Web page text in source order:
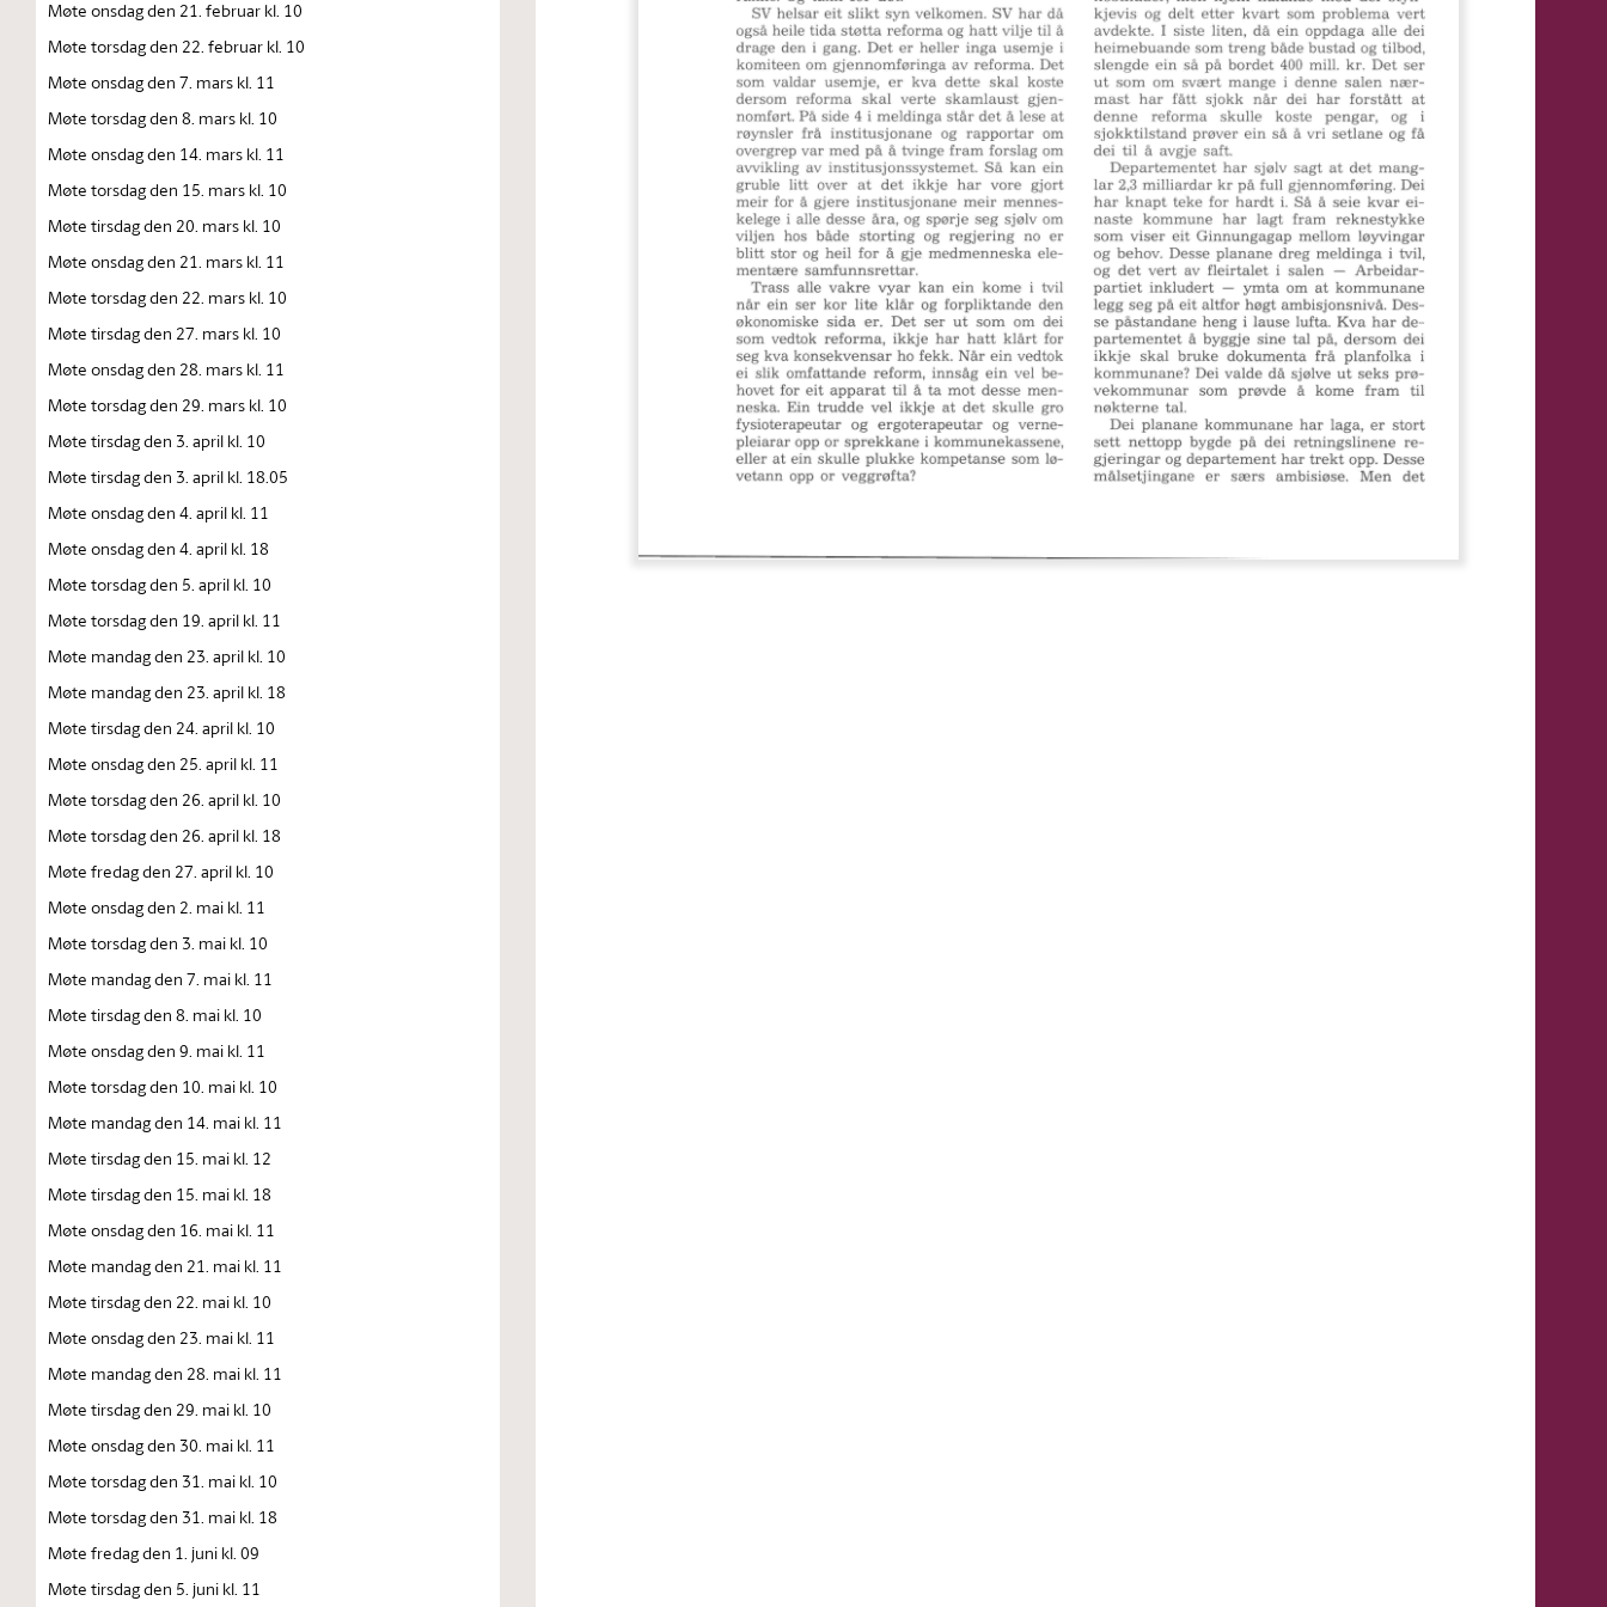
Møte onsdag den 21. februar kl. 10
Møte torsdag den 22. februar kl. 10
Møte onsdag den 7. mars kl. 11
Møte torsdag den 8. mars kl. 10
Møte onsdag den 14. mars kl. 11
Møte torsdag den 15. mars kl. 10
Møte tirsdag den 20. mars kl. 10
Møte onsdag den 21. mars kl. 11
Møte torsdag den 22. mars kl. 10
Møte tirsdag den 27. mars kl. 10
Møte onsdag den 28. mars kl. 11
Møte torsdag den 29. mars kl. 10
Møte tirsdag den 3. april kl. 10
Møte tirsdag den 3. april kl. 18.05
Møte onsdag den 4. april kl. 11
Møte onsdag den 4. april kl. 18
Møte torsdag den 5. april kl. 10
Møte torsdag den 19. april kl. 11
Møte mandag den 23. april kl. 10
Møte mandag den 23. april kl. 18
Møte tirsdag den 24. april kl. 10
Møte onsdag den 25. april kl. 11
Møte torsdag den 26. april kl. 10
Møte torsdag den 26. april kl. 18
Møte fredag den 27. april kl. 10
Møte onsdag den 2. mai kl. 11
Møte torsdag den 3. mai kl. 10
Møte mandag den 7. mai kl. 11
Møte tirsdag den 8. mai kl. 10
Møte onsdag den 9. mai kl. 11
Møte torsdag den 10. mai kl. 10
Møte mandag den 14. mai kl. 11
Møte tirsdag den 15. mai kl. 12
Møte tirsdag den 15. mai kl. 18
Møte onsdag den 16. mai kl. 11
Møte mandag den 21. mai kl. 11
Møte tirsdag den 22. mai kl. 10
Møte onsdag den 23. mai kl. 11
Møte mandag den 28. mai kl. 11
Møte tirsdag den 29. mai kl. 10
Møte onsdag den 30. mai kl. 11
Møte torsdag den 31. mai kl. 10
Møte torsdag den 31. mai kl. 18
Møte fredag den 1. juni kl. 09
Møte tirsdag den 5. juni kl. 11